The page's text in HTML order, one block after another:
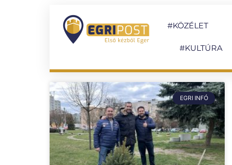
#KÖZÉLET
#KULTÚRA
EGRI INFÓ